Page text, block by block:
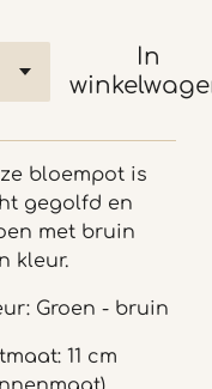
In
bloempot is
gegolfd en
met bruin
kleur.
Groen - bruin
11 cm